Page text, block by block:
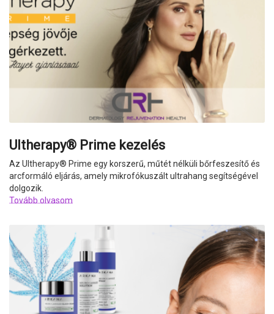
Ultherapy® Prime kezelés
Az Ultherapy® Prime egy korszerű, műtét nélküli bőrfeszesítő és
arcformáló eljárás, amely mikrofókuszált ultrahang segítségével
dolgozik.
Tovább olvasom